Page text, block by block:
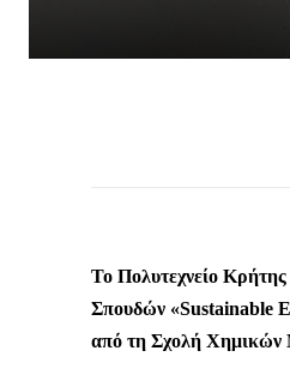
Το Πολυτεχνείο
Σπουδών «Sustainable
από τη Σχολή Χημικών